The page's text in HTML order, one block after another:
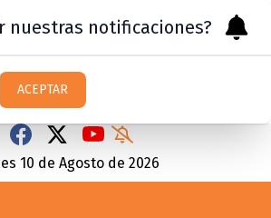
10 de Agosto de 2026
nuestras notificaciones?
ACEPTAR